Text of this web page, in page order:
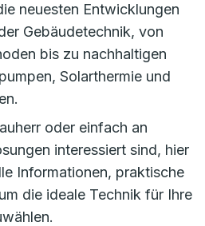
neuesten Entwicklungen
Gebäudetechnik, von
bis zu nachhaltigen
Solarthermie und
oder einfach an
interessiert sind, hier
Informationen, praktische
die ideale Technik für Ihre